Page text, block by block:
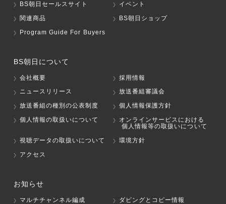
BS朝日セールスサイト
イベント
関連商品
BS朝日ショップ
Program Guide For Buyers
BS朝日について
会社概要
採用情報
ニュースリリース
放送番組審議会
放送番組の種別の公表制度
個人情報保護方針
個人情報の取扱いについて
オンラインサービスにおける
個人情報等の取扱いについて
視聴データの取扱いについて
環境方針
アクセス
お知らせ
マルチチャンネル編成 ダビングとコピー情報